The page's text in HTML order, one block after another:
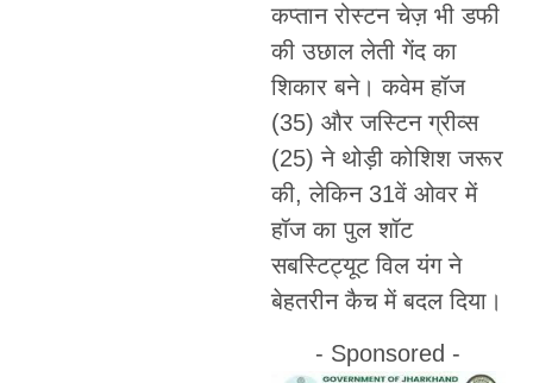
कप्तान रोस्टन चेज़ भी डफी
की उछाल लेती गेंद का
शिकार बने। कवेम हॉज
(35) और जस्टिन ग्रीव्स
(25) ने थोड़ी कोशिश जरूर
की, लेकिन 31वें ओवर में
हॉज का पुल शॉट
सबस्टिट्यूट विल यंग ने
बेहतरीन कैच में बदल दिया।
- Sponsored -